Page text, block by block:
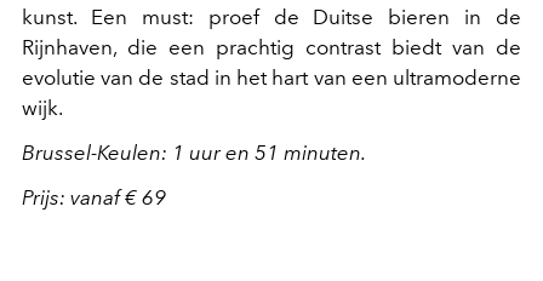
kunst. Een must: proef de Duitse bieren in de
Rijnhaven, die een prachtig contrast biedt van de
evolutie van de stad in het hart van een ultramoderne
wijk.
Brussel-Keulen: 1 uur en 51 minuten.
Prijs: vanaf € 69